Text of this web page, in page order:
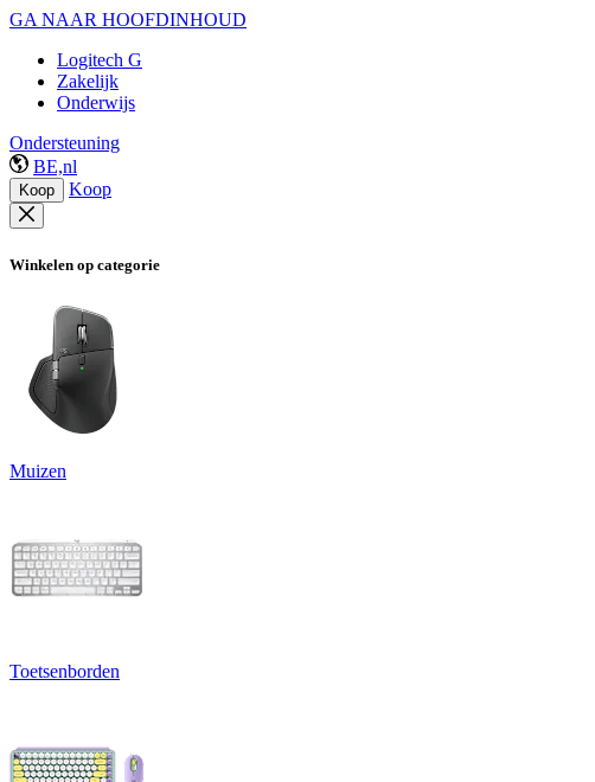
GA NAAR HOOFDINHOUD
Logitech G
Zakelijk
Onderwijs
Ondersteuning
BE,nl
Koop Koop
Winkelen op categorie
Muizen
Toetsenborden